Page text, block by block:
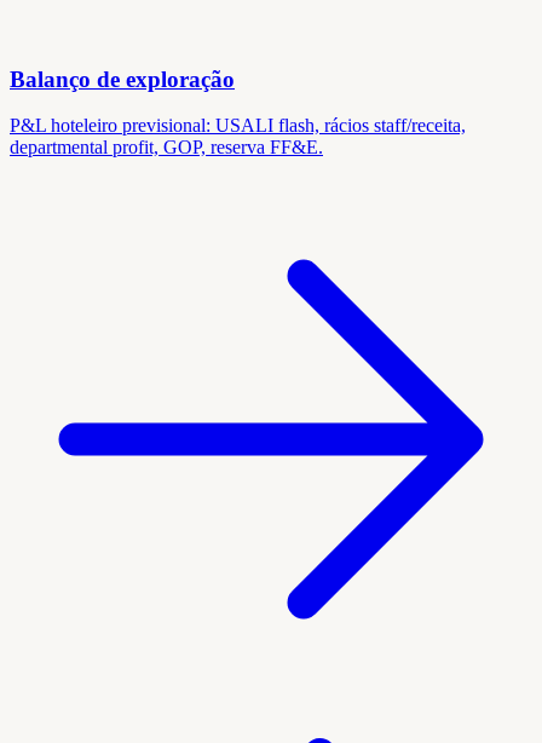
Balanço de exploração
P&L hoteleiro previsional: USALI flash, rácios staff/receita,
departmental profit, GOP, reserva FF&E.